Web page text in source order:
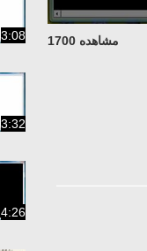
مشاهده 1700 3:08
3:32
4:26